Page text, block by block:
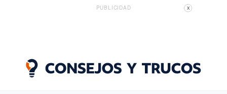
PUBLICIDAD X